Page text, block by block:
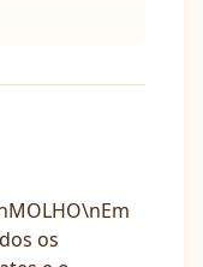
os